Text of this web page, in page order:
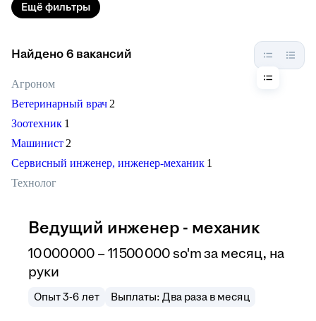
Ещё фильтры
Найдено 6 вакансий
Агроном
Ветеринарный врач 2
Зоотехник 1
Машинист 2
Сервисный инженер, инженер-механик 1
Технолог
Ведущий инженер - механик
10 000 000 –11 500 000so'm за месяц, на
руки
Опыт 3-6 лет Выплаты: Два раза в месяц